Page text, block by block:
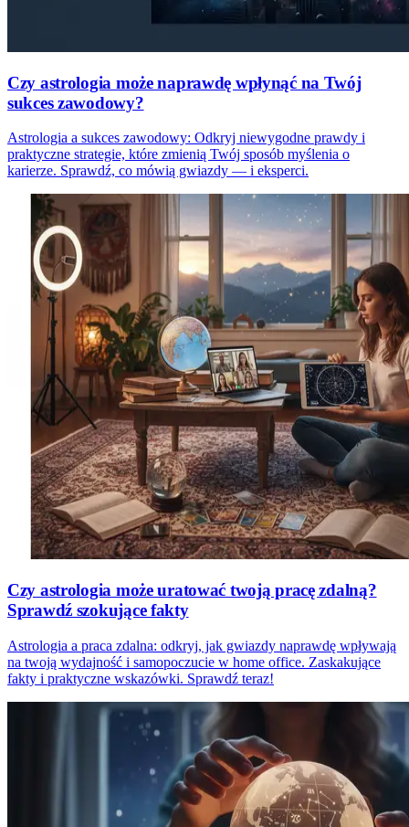
Czy astrologia może naprawdę wpłynąć na Twój
sukces zawodowy?
Astrologia a sukces zawodowy: Odkryj niewygodne prawdy i
praktyczne strategie, które zmienią Twój sposób myślenia o
karierze. Sprawdź, co mówią gwiazdy — i eksperci.
Czy astrologia może uratować twoją pracę zdalną?
Sprawdź szokujące fakty
Astrologia a praca zdalna: odkryj, jak gwiazdy naprawdę wpływają
na twoją wydajność i samopoczucie w home office. Zaskakujące
fakty i praktyczne wskazówki. Sprawdź teraz!